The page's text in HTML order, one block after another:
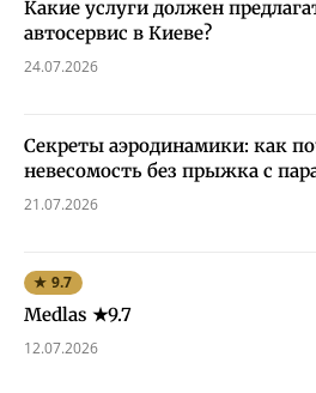
Какие услуги должен
автосервис в Киеве?
24.07.2026
Секреты аэродинамики: как
невесомость без прыжка с
21.07.2026
★ 9.7
Medlas ★9.7
12.07.2026